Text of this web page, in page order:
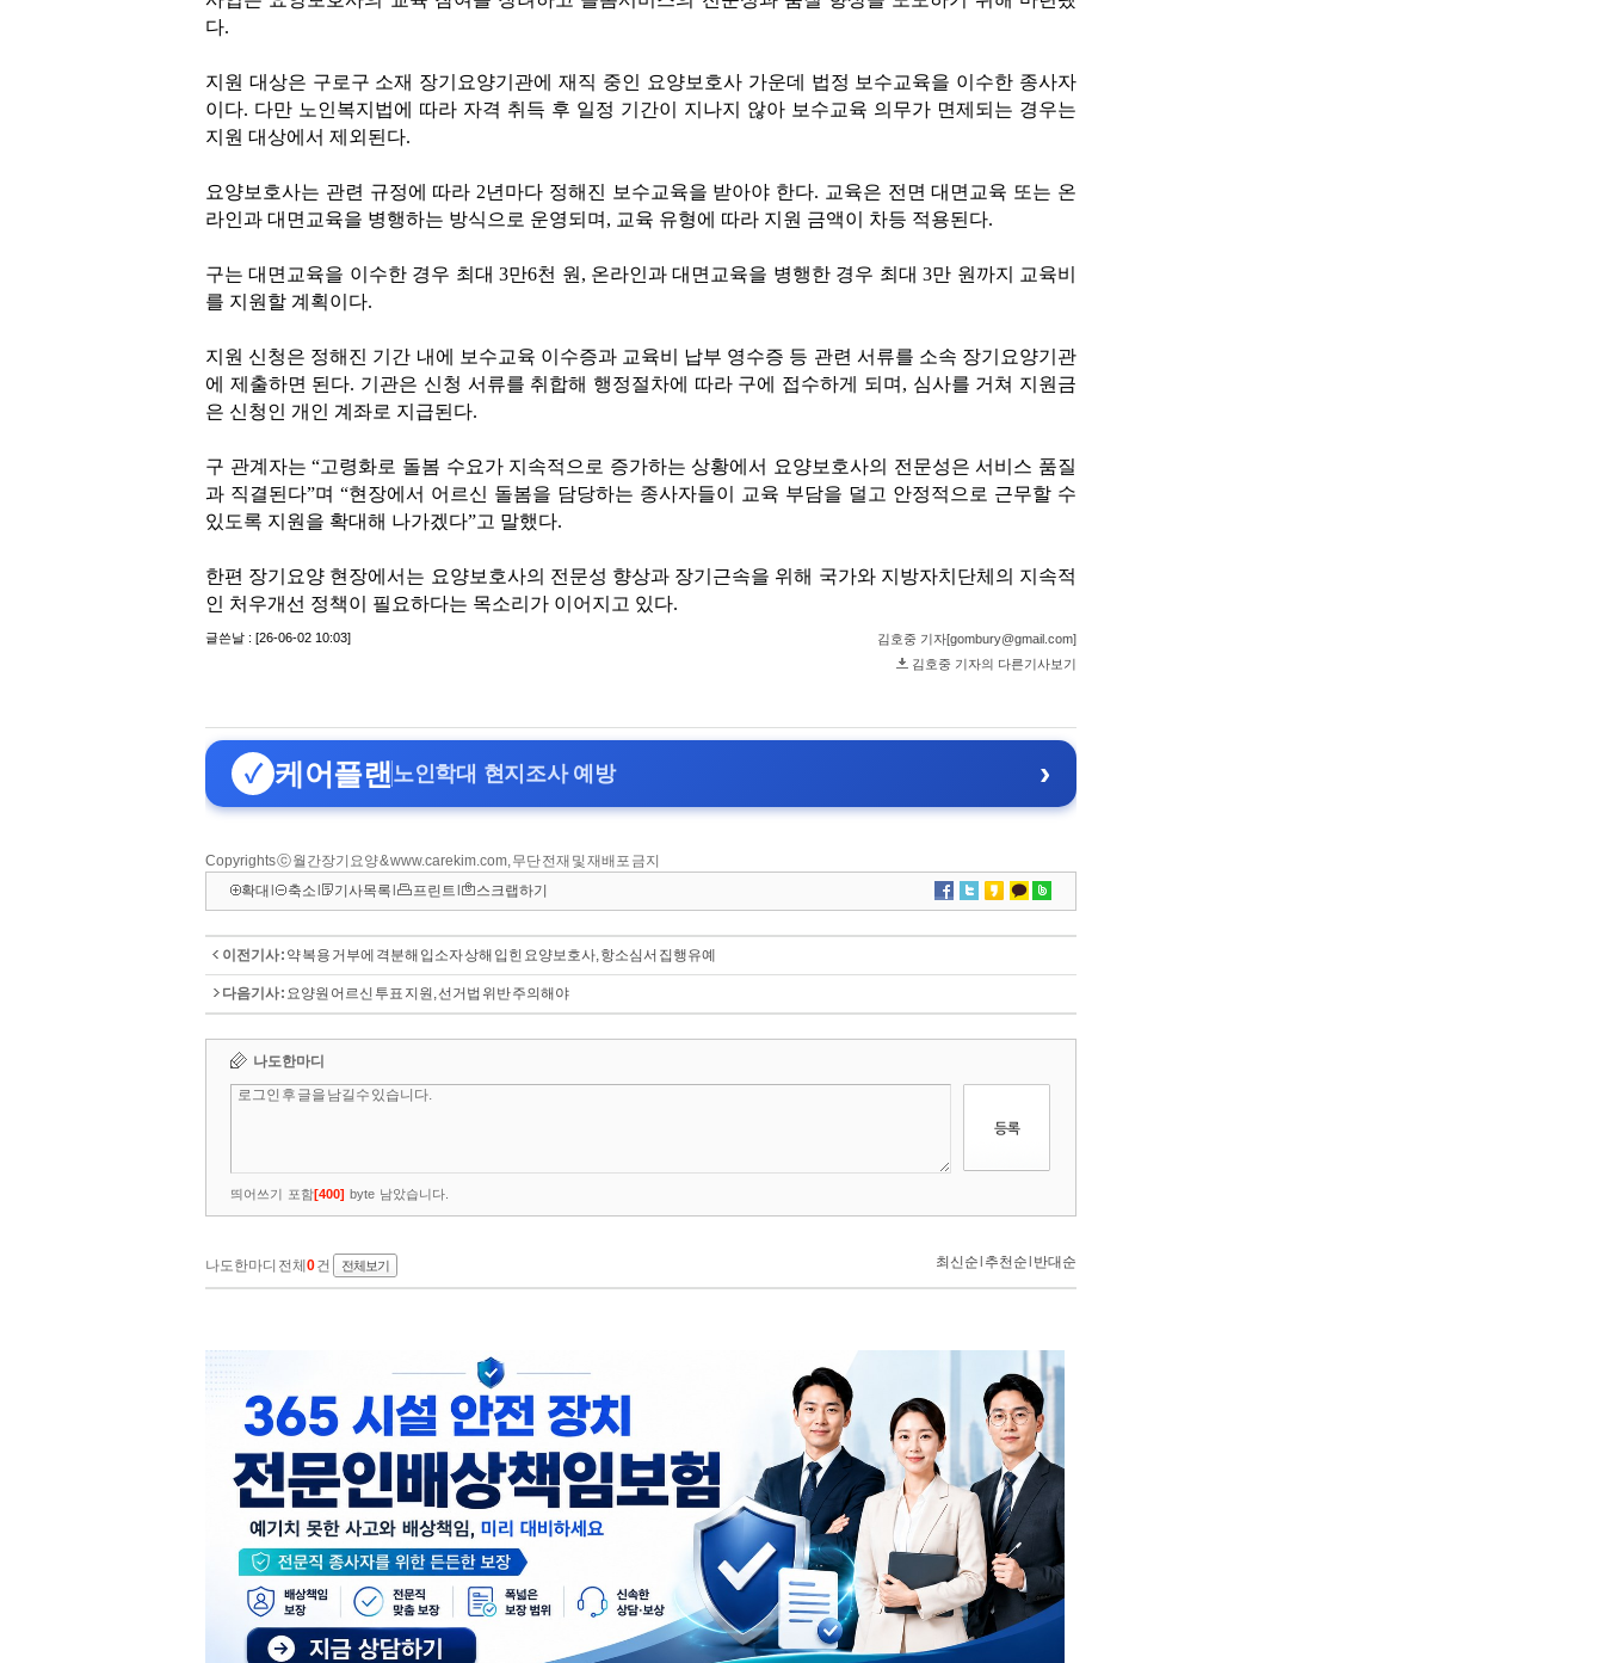
Copyrights ⓒ 월간장기요양 & www.carekim.com, 무단 전재 및 재배포 금지
확대
축소 기사목록 프린트 스크랩하기
이전기사 : 약 복용 거부에 격분해 입소자 상해 입힌 요양보호사, 항소심서 집행유예
다음기사 : 요양원 어르신 투표 지원, 선거법 위반 주의해야